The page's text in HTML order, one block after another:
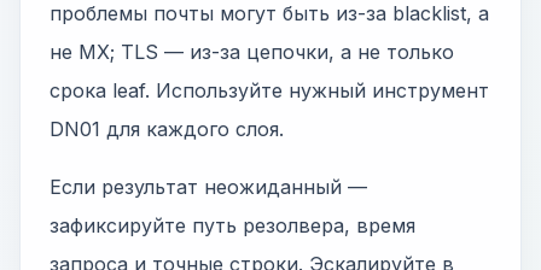
проблемы почты могут быть из-за blacklist, а
не MX; TLS — из-за цепочки, а не только
срока leaf. Используйте нужный инструмент
DN01 для каждого слоя.
Если результат неожиданный —
зафиксируйте путь резолвера, время
запроса и точные строки. Эскалируйте в